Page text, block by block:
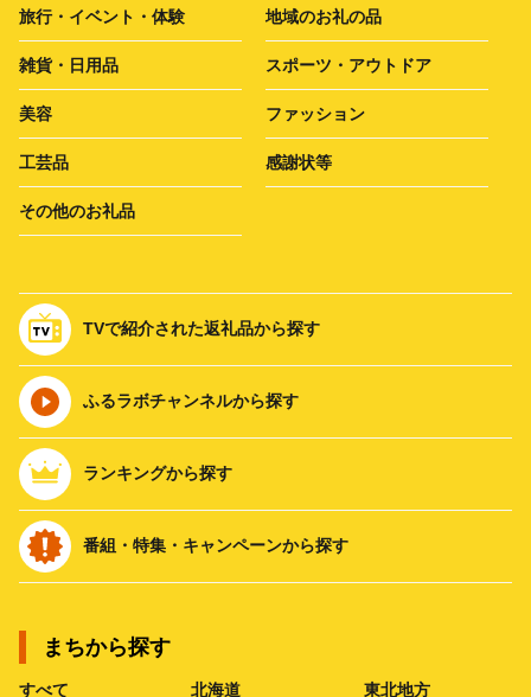
旅行・イベント・体験 地域のお礼の品
雑貨・日用品 スポーツ・アウトドア
美容 ファッション
工芸品 感謝状等
その他のお礼品
TVで紹介された返礼品から探す
ふるラボチャンネルから探す
ランキングから探す
番組・特集・キャンペーンから探す
まちから探す
すべて 北海道 東北地方